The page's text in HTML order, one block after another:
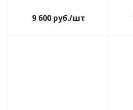
9 600руб./шт